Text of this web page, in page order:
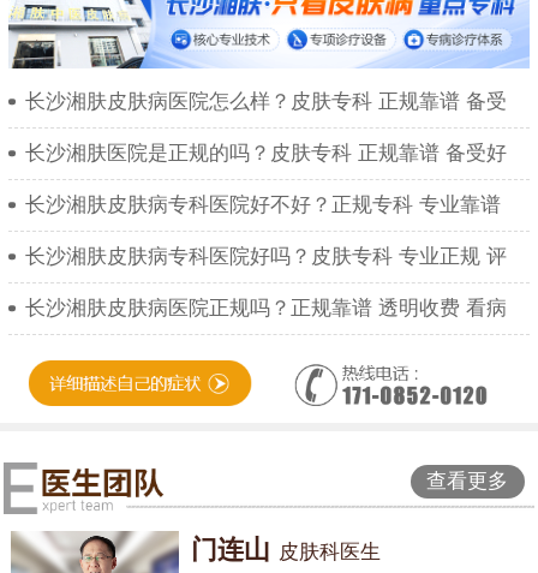
长沙湘肤皮肤病医院怎么样？皮肤专科 正规靠谱 备受
长沙湘肤医院是正规的吗？皮肤专科 正规靠谱 备受好
长沙湘肤皮肤病专科医院好不好？正规专科 专业靠谱
长沙湘肤皮肤病专科医院好吗？皮肤专科 专业正规 评
长沙湘肤皮肤病医院正规吗？正规靠谱 透明收费 看病
查看更多
门连山 皮肤科医生